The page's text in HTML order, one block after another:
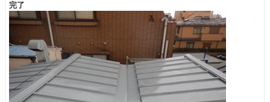
完了